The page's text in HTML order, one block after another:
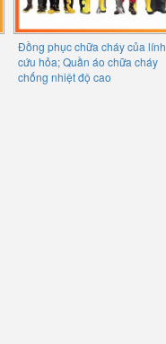
Đồng phục chữa cháy của lính
cứu hỏa; Quần áo chữa cháy
chống nhiệt độ cao